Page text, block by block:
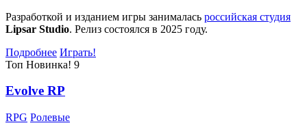
Разработкой и изданием игры занималась российская студия
Lipsar Studio. Релиз состоялся в 2025 году.
Подробнее Играть!
Топ Новинка! 9
Evolve RP
RPG Ролевые